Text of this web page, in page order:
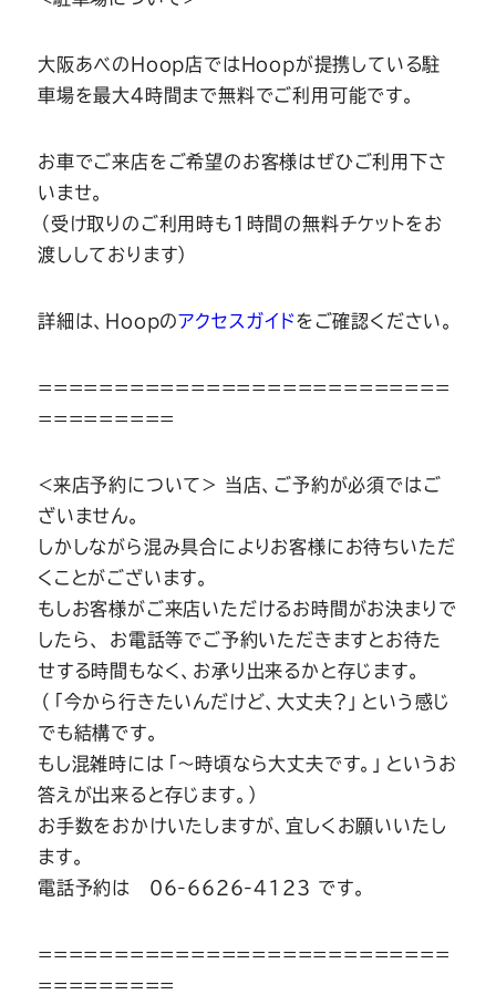
大阪あべのHoop店ではHoopが提携している駐
車場を最大4時間まで無料でご利用可能です。
お車でご来店をご希望のお客様はぜひご利用下さ
いませ。
（受け取りのご利用時も1時間の無料チケットをお
渡ししております）
詳細は、Hoopのアクセスガイドをご確認ください。
===========================
=========
＜来店予約について＞ 当店、ご予約が必須ではご
ざいません。
しかしながら混み具合によりお客様にお待ちいただ
くことがございます。
もしお客様がご来店いただけるお時間がお決まりで
したら、 お電話等でご予約いただきますとお待た
せする時間もなく、お承り出来るかと存じます。
（「今から行きたいんだけど、大丈夫？」という感じ
でも結構です。
もし混雑時には「～時頃なら大丈夫です。」というお
答えが出来ると存じます。）
お手数をおかけいたしますが、宜しくお願いいたし
ます。
電話予約は 06-6626-4123 です。
===========================
=========